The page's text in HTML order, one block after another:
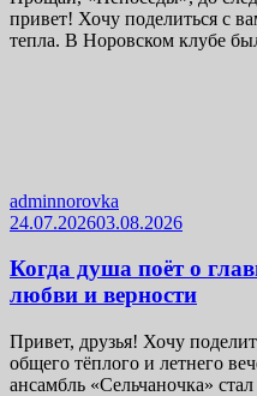
привет! Хочу поделиться с
тепла. В Норовском клубе
adminnorovka
24.07.202603.08.2026
Когда душа поёт о
любви и верности
Привет, друзья! Хочу
общего тёплого и летнего
ансамбль «Сельчаночка»